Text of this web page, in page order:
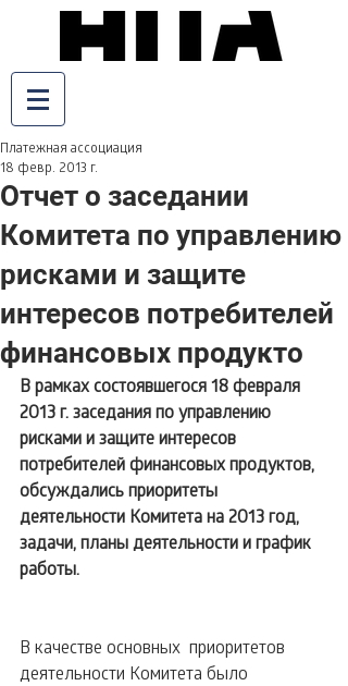
Отчет о заседании
Комитета по управлению
рисками и защите
интересов потребителей
финансовых продукто
Платежная ассоциация
18 февр. 2013 г.
В рамках состоявшегося 18 февраля
2013 г. заседания по управлению
рисками и защите интересов
потребителей финансовых продуктов,
обсуждались приоритеты
деятельности Комитета на 2013 год,
задачи, планы деятельности и график
работы.
В качестве основных  приоритетов
деятельности Комитета было